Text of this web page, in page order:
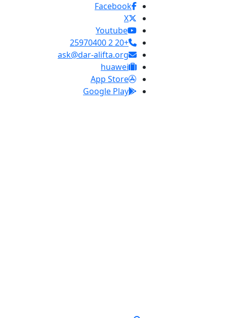
Facebook
X
Youtube
+20 2 25970400
ask@dar-alifta.org
huawei
App Store
Google Play